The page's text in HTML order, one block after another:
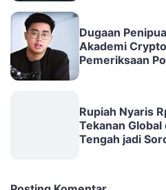
Dugaan
Akademi
Pemeriksaan
Rupiah Nyaris
Tekanan
Tengah jadi